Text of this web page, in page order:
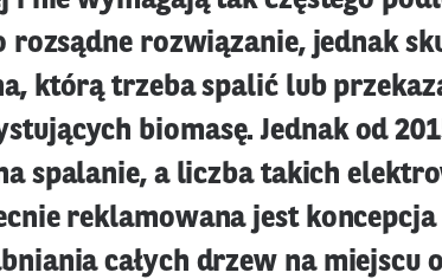
rozsądne rozwiązanie, jednak
którą trzeba spalić lub
biomasę. Jednak od
spalanie, a liczba takich
reklamowana jest
całych drzew na miejscu